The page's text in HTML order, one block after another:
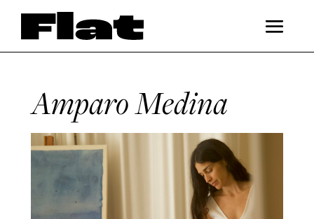
Amparo Medina